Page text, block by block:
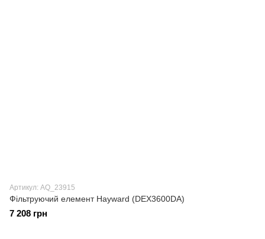
Артикул: AQ_23915
Фільтруючий елемент Hayward (DEX3600DA)
7 208 грн